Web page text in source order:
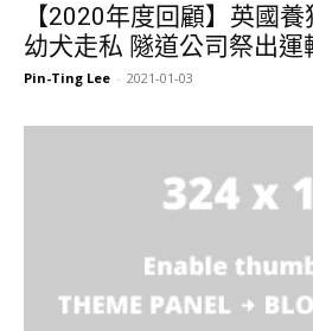
【2020年度回顧】英國
幼犬走私 隧道公司祭出運
Pin-Ting Lee - 2021-01-03